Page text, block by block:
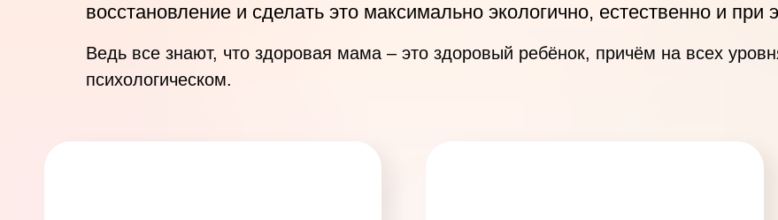
восстановление и сделать это максимально экологично, естественно и
Ведь все знают, что здоровая мама – это здоровый ребёнок, причём на всех
психологическом.